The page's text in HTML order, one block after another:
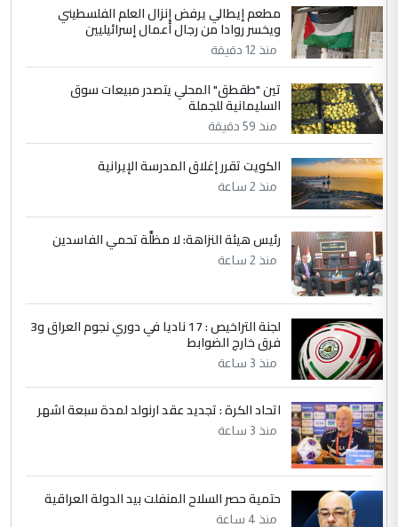
الموضوع :
الجواهري يرد على صدام حسين سل
مضجعيك يابن الزنا (نص كامل)
سردار
التعليق : واحد من عصابة علي ماما يسقط
جنسية الرافد الثالث للعراق ومن اصول عريقة
ابا فرات ...
الموضوع :
الجواهري يرد على صدام حسين سل
مضجعيك يابن الزنا (نص كامل)
5 حيدر عاشور
التعليق : تحياتي لك استاذ حامدتركان. كلام
دقيق ومسؤول؛ فالاستثمار الحقيقي للإنسان
وثروات البلد يعتمد على الكفاءة ...
الموضوع :
بين الإهمال واغتصاب الأرض.. بلاد
الرافدين تعاني الجفاف والتصحر!!
مطعم إيطالي يرفض إنزال العلم الفلسطيني
ويخسر روادا من رجال أعمال إسرائيليين
منذ 12 دقيقة
تين "طقطق" المحلي يتصدر مبيعات سوق
السليمانية للجملة
منذ 59 دقيقة
الكويت تقرر إغلاق المدرسة الإيرانية
منذ 2 ساعة
رئيس هيئة النزاهة: لا مظلَّة تحمي الفاسدين
منذ 2 ساعة
لجنة التراخيص : 17 ناديا في دوري نجوم العراق و3
فرق خارج الضوابط
منذ 3 ساعة
اتحاد الكرة : تجديد عقد ارنولد لمدة سبعة اشهر
منذ 3 ساعة
حتمية حصر السلاح المنفلت بيد الدولة العراقية
منذ 4 ساعة